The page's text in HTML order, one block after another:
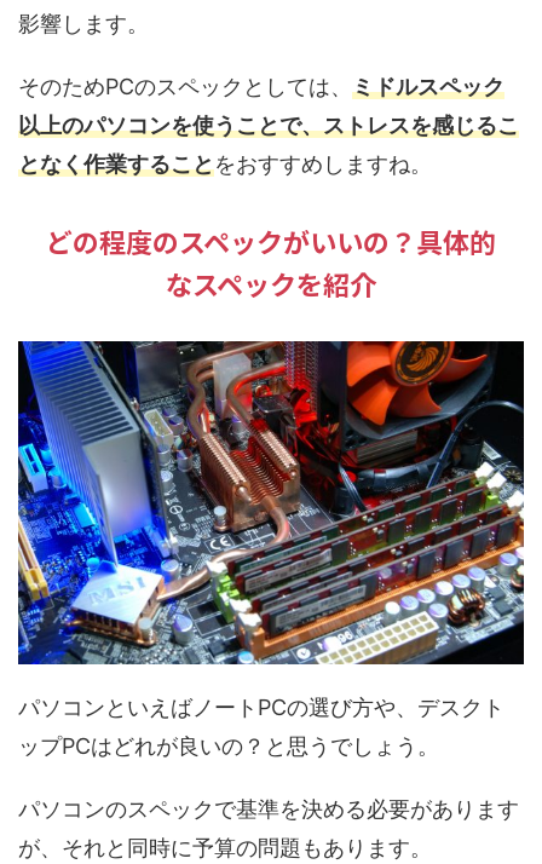
影響します。
そのためPCのスペックとしては、 ミドルスペック
以上のパソコンを使うことで、ストレスを感じるこ
となく作業することをおすすめしますね。
どの程度のスペックがいいの？具体的
なスペックを紹介
パソコンといえばノートPCの選び方や、デスクト
ップPCはどれが良いの？と思うでしょう。
パソコンのスペックで基準を決める必要があります
が、それと同時に予算の問題もあります。